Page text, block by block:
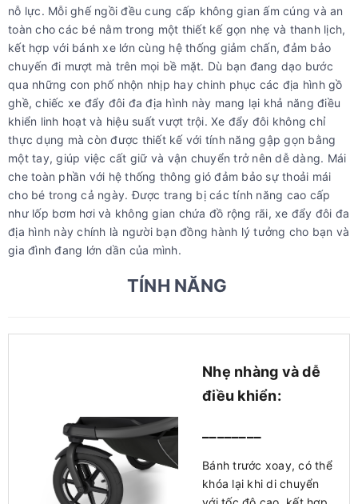
nỗ lực. Mỗi ghế ngồi đều cung cấp không gian ấm cúng và an
toàn cho các bé nằm trong một thiết kế gọn nhẹ và thanh lịch,
kết hợp với bánh xe lớn cùng hệ thống giảm chấn, đảm bảo
chuyến đi mượt mà trên mọi bề mặt. Dù bạn đang dạo bước
qua những con phố nhộn nhịp hay chinh phục các địa hình gồ
ghề, chiếc xe đẩy đôi đa địa hình này mang lại khả năng điều
khiển linh hoạt và hiệu suất vượt trội. Xe đẩy đôi không chỉ
thực dụng mà còn được thiết kế với tính năng gập gọn bằng
một tay, giúp việc cất giữ và vận chuyển trở nên dễ dàng. Mái
che toàn phần với hệ thống thông gió đảm bảo sự thoải mái
cho bé trong cả ngày. Được trang bị các tính năng cao cấp
như lốp bơm hơi và không gian chứa đồ rộng rãi, xe đẩy đôi đa
địa hình này chính là người bạn đồng hành lý tưởng cho bạn và
gia đình đang lớn dần của mình.
TÍNH NĂNG
Nhẹ nhàng và dễ
điều khiển:
Bánh trước xoay, có thể
khóa lại khi di chuyển